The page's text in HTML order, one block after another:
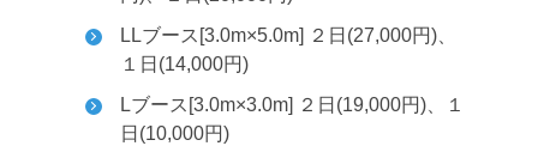
LLブース[3.0m×5.0m] ２日(27,000円)、
１日(14,000円)
Lブース[3.0m×3.0m] ２日(19,000円)、１
日(10,000円)